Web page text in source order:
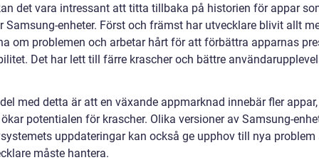
det vara intressant att titta tillbaka på historien för appar
Samsung-enheter. Först och främst har utvecklare blivit allt
om problemen och arbetar hårt för att förbättra apparnas
Det har lett till färre krascher och bättre
med detta är att en växande appmarknad innebär fler
potentialen för krascher. Olika versioner av Samsung-
uppdateringar kan också ge upphov till nya problem
måste hantera.